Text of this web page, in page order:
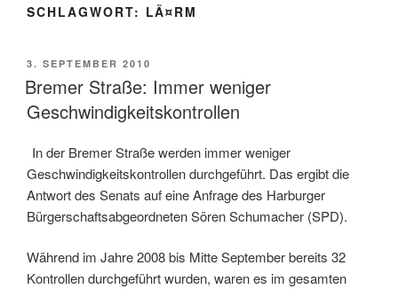
SCHLAGWORT: LÃ¤RM
VERÖFFENTLICHT
AM
3. SEPTEMBER 2010
Bremer Straße: Immer weniger
Geschwindigkeitskontrollen
In der Bremer Straße werden immer weniger
Geschwindigkeitskontrollen durchgeführt. Das ergibt die
Antwort des Senats auf eine Anfrage des Harburger
Bürgerschaftsabgeordneten Sören Schumacher (SPD).
Während im Jahre 2008 bis Mitte September bereits 32
Kontrollen durchgeführt wurden, waren es im gesamten